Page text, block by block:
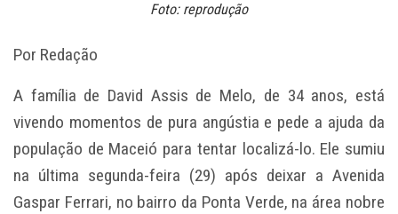
Foto: reprodução
Por Redação
A família de David Assis de Melo, de 34 anos, está
vivendo momentos de pura angústia e pede a ajuda da
população de Maceió para tentar localizá-lo. Ele sumiu
na última segunda-feira (29) após deixar a Avenida
Gaspar Ferrari, no bairro da Ponta Verde, na área nobre